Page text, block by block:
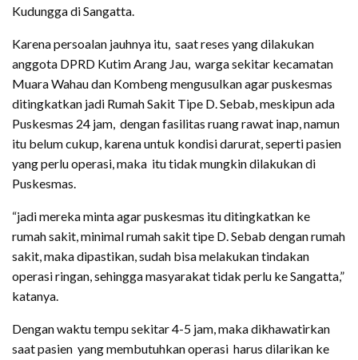
Kudungga di Sangatta.
Karena persoalan jauhnya itu, saat reses yang dilakukan
anggota DPRD Kutim Arang Jau, warga sekitar kecamatan
Muara Wahau dan Kombeng mengusulkan agar puskesmas
ditingkatkan jadi Rumah Sakit Tipe D. Sebab, meskipun ada
Puskesmas 24 jam, dengan fasilitas ruang rawat inap, namun
itu belum cukup, karena untuk kondisi darurat, seperti pasien
yang perlu operasi, maka itu tidak mungkin dilakukan di
Puskesmas.
“jadi mereka minta agar puskesmas itu ditingkatkan ke
rumah sakit, minimal rumah sakit tipe D. Sebab dengan rumah
sakit, maka dipastikan, sudah bisa melakukan tindakan
operasi ringan, sehingga masyarakat tidak perlu ke Sangatta,”
katanya.
Dengan waktu tempu sekitar 4-5 jam, maka dikhawatirkan
saat pasien yang membutuhkan operasi harus dilarikan ke